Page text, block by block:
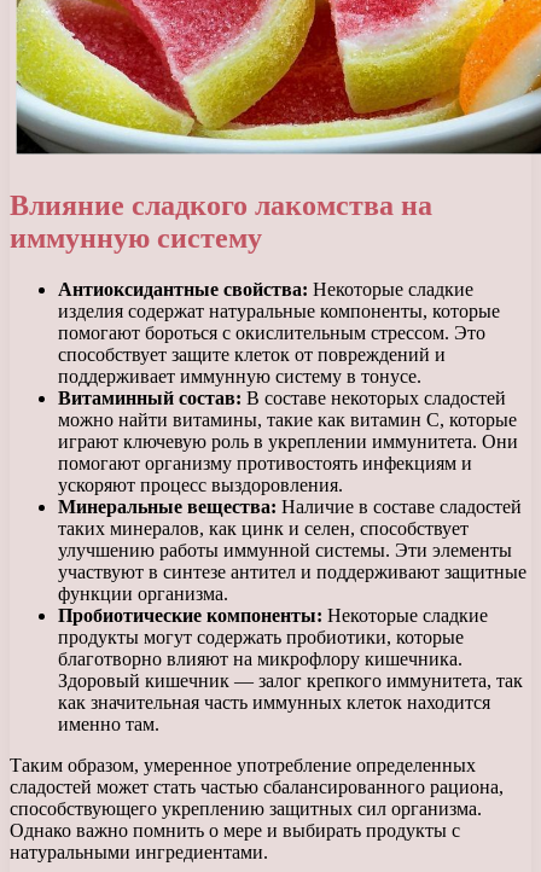
Влияние сладкого лакомства на
иммунную систему
Антиоксидантные свойства: Некоторые сладкие
изделия содержат натуральные компоненты, которые
помогают бороться с окислительным стрессом. Это
способствует защите клеток от повреждений и
поддерживает иммунную систему в тонусе.
Витаминный состав: В составе некоторых сладостей
можно найти витамины, такие как витамин C, которые
играют ключевую роль в укреплении иммунитета. Они
помогают организму противостоять инфекциям и
ускоряют процесс выздоровления.
Минеральные вещества: Наличие в составе сладостей
таких минералов, как цинк и селен, способствует
улучшению работы иммунной системы. Эти элементы
участвуют в синтезе антител и поддерживают защитные
функции организма.
Пробиотические компоненты: Некоторые сладкие
продукты могут содержать пробиотики, которые
благотворно влияют на микрофлору кишечника.
Здоровый кишечник — залог крепкого иммунитета, так
как значительная часть иммунных клеток находится
именно там.
Таким образом, умеренное употребление определенных
сладостей может стать частью сбалансированного рациона,
способствующего укреплению защитных сил организма.
Однако важно помнить о мере и выбирать продукты с
натуральными ингредиентами.